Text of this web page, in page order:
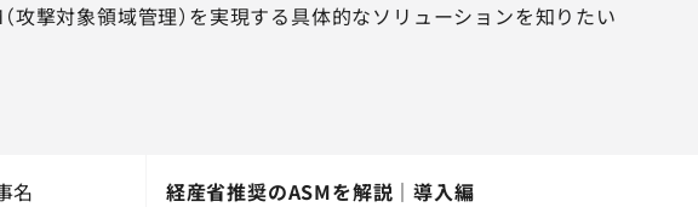
（攻撃対象領域管理）を実現する具体的なソリューションを知りたい
名
経産省推奨のASMを解説｜導入編